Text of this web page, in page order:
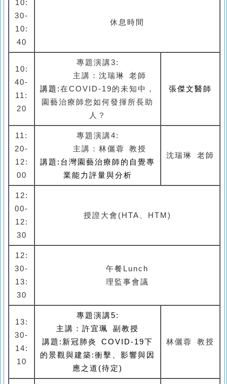
10:
30-
10:
40
休息時間
10:
40-
11:
20
專題演講3:
主講： 沈瑞琳 老師
講題:在COVID-19的未知中，
園藝治療師您如何發揮所長助
人 ？
張傑文醫師
11:
20-
12:
00
專題演講4:
主講：林儷蓉 教授
講題: 台灣園藝治療師的自覺專
業能力評量與分析
沈瑞琳 老師
12:
00-
12:
30
授證大會(HTA、HTM)
12:
30-
13:
30
午餐Lunch
理監事會議
13:
30-
14:
10
專題演講5:
主講：許宜珮 副教授
講題: 新冠肺炎 COVID-19下
的景觀與建築:衝擊、影響與因
應之道(待定)
林儷蓉 教授